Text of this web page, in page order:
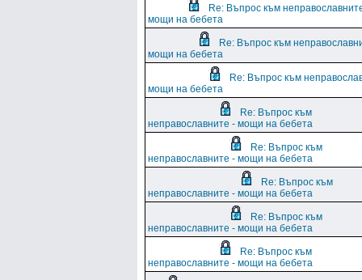
Re: Въпрос към
мощи на бебета
Re: Въпрос към
мощи на бебета
Re: Въпрос към
мощи на бебета
Re: Въпрос към
неправославните - мощи на бебета
Re: Въпрос към
неправославните - мощи на бебета
Re: Въпрос към
неправославните - мощи на бебета
Re: Въпрос към
неправославните - мощи на бебета
Re: Въпрос към
неправославните - мощи на бебета